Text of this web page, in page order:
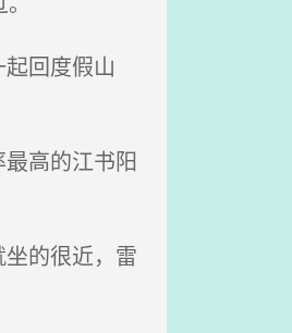
回度假山
高的江书阳
的很近，雷